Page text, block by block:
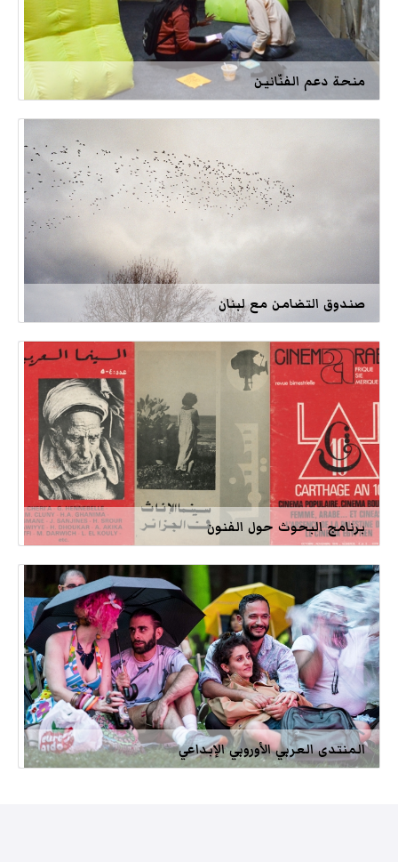
منحة دعم الفنّانين
صندوق التضامن مع لبنان
برنامج البحوث حول الفنون
المنتدى العربي الأوروبي الإبداعي